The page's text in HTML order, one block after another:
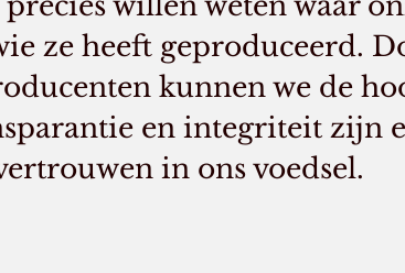
ze heeft geproduceerd.
kunnen we de
en integriteit zijn
in ons voedsel.